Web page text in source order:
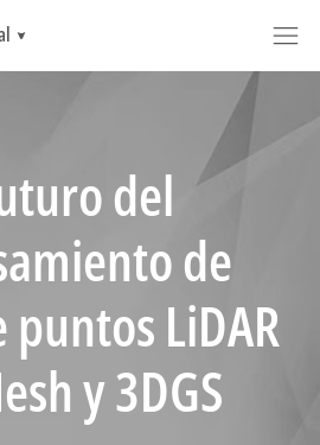
del
de
LiDAR
y 3DGS